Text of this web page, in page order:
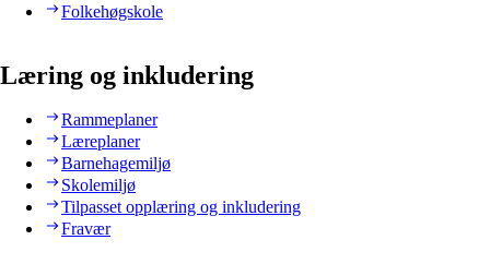
Folkehøgskole
Læring og inkludering
Rammeplaner
Læreplaner
Barnehagemiljø
Skolemiljø
Tilpasset opplæring og inkludering
Fravær